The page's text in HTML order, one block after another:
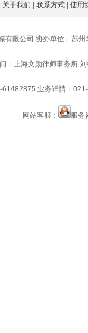
关于我们 |联系方式 |使用
有限公司 协办单位：苏
：上海文勋律师事务所
61482875 业务详情：
网站客服： 服务